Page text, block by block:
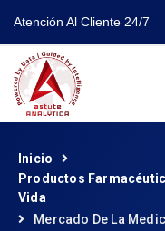
Atención Al Cliente 24/7
Inicio
Productos
Vida
Mercado De La